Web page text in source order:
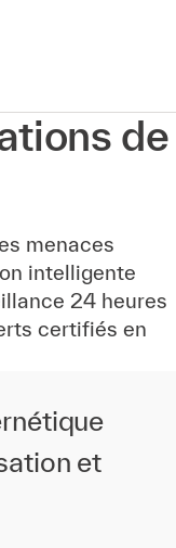
de
menaces
intelligente
24 heures
certifiés en
et